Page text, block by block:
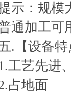
示：规模
通加工可
. 【设备
工艺先进
占地面